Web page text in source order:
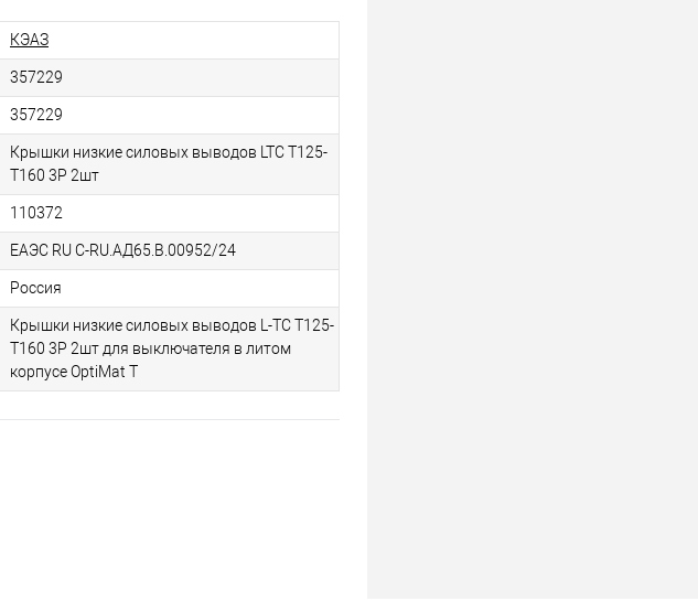
КЭАЗ
357229
357229
Крышки низкие силовых выводов LTC T125-
T160 3P 2шт
110372
ЕАЭС RU С-RU.АД65.В.00952/24
Россия
Крышки низкие силовых выводов L-TC T125-
T160 3P 2шт для выключателя в литом
корпусе OptiMat T